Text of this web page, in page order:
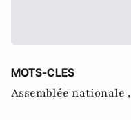
MOTS-CLES
Assemblée nationale ,